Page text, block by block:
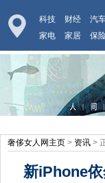
科技 财经 汽
家电
家居 保
奢侈女人网主页 > 资讯 >
新iPhone